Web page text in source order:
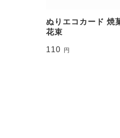
ぬりエコカード 焼
花束
110 円